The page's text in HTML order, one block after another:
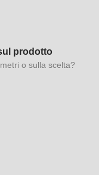
prodotto
o sulla scelta?